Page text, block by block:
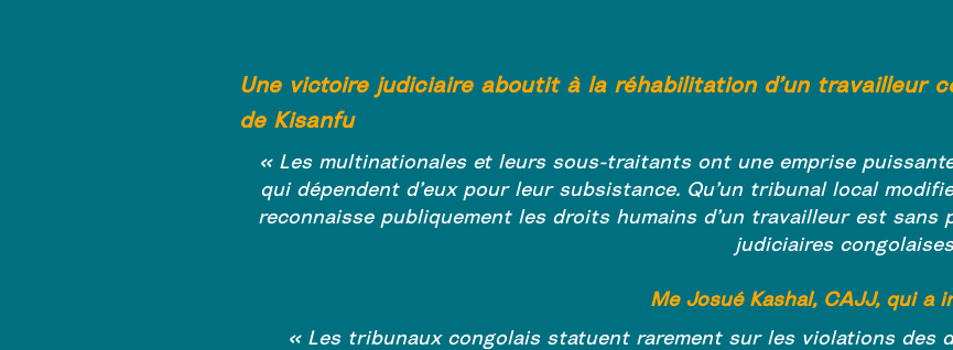
Une victoire judiciaire aboutit à la réhabilitation d’un travailleur
de Kisanfu
« Les multinationales et leurs sous-traitants ont une emprise
qui dépendent d’eux pour leur subsistance. Qu’un tribunal local
reconnaisse publiquement les droits humains d’un travailleur est sans
judiciaires
Me Josué Kashal, CAJJ, qui a
« Les tribunaux congolais statuent rarement sur les violations des